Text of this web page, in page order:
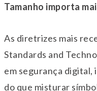
Tamanho importa
As diretrizes mais
Standards and
em segurança digital,
do que misturar